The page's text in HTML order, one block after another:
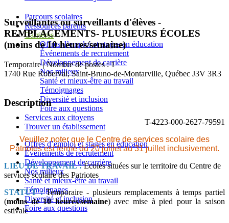
Parcours scolaires
Ressources parents
Carrières
Offres d’emploi et stages en éducation
Événements de recrutement
Développement de carrière
Nos milieux
Santé et mieux-être au travail
Témoignages
Diversité et inclusion
Foire aux questions
Services aux citoyens
Trouver un établissement
Offres d’emploi et stages en éducation
Événements de recrutement
Développement de carrière
Nos milieux
Santé et mieux-être au travail
Témoignages
Diversité et inclusion
Foire aux questions
Surveillantes ou surveillants d'élèves -
REMPLACEMENTS- PLUSIEURS ÉCOLES
(moins de 10 heures/semaine)
Temporaire | Nombre de postes : 1
1740 Rue Roberval,Saint-Bruno-de-Montarville, Québec J3V 3R3
Description
T-4223-000-2627-79591
Veuillez noter que le Centre de services scolaire des
Patriotes est fermé du 20 juillet au 31 juillet inclusivement.
LIEU DE TRAVAIL :Écoles situées sur le territoire du Centre de
services scolaire des Patriotes
STATUT : Temporaire - plusieurs remplacements à temps partiel
(moins de 10 heures/semaine) avec mise à pied pour la saison
estivale